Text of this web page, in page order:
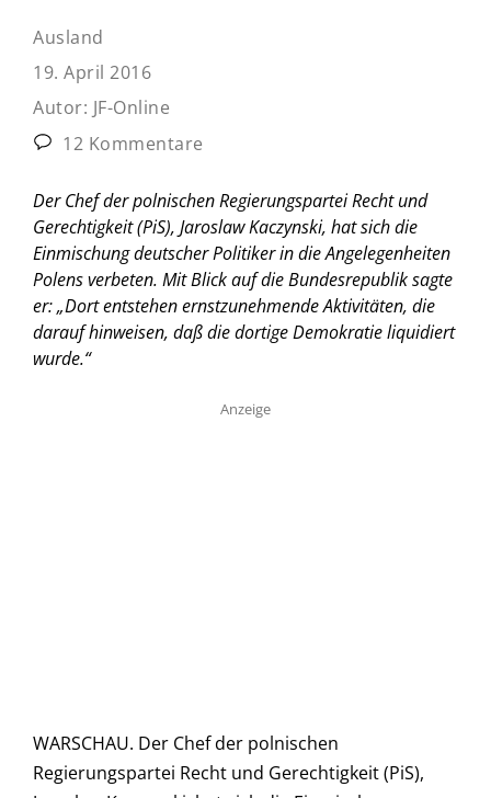
Ausland
19. April 2016
Autor: JF-Online
12 Kommentare
Der Chef der polnischen Regierungspartei Recht und
Gerechtigkeit (PiS), Jaroslaw Kaczynski, hat sich die
Einmischung deutscher Politiker in die Angelegenheiten
Polens verbeten. Mit Blick auf die Bundesrepublik sagte
er: „Dort entstehen ernstzunehmende Aktivitäten, die
darauf hinweisen, daß die dortige Demokratie liquidiert
wurde.“
Anzeige
WARSCHAU. Der Chef der polnischen
Regierungspartei Recht und Gerechtigkeit (PiS),